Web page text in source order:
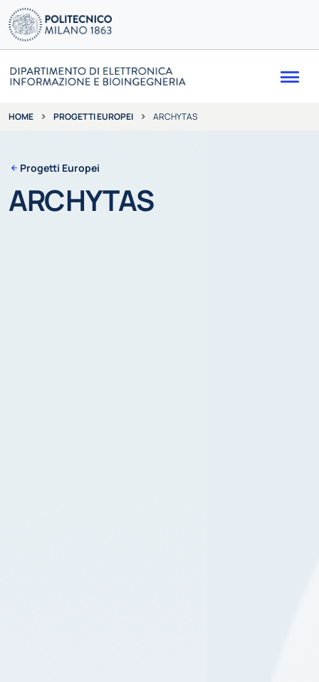
HOME PROGETTI EUROPEI ARCHYTAS
Progetti Europei
ARCHYTAS